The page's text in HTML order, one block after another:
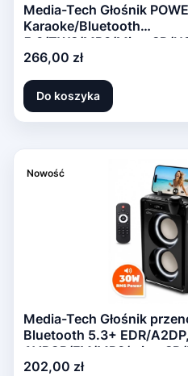
Media-Tech Głośnik
Karaoke/Bluetooth
5.3/TWS/MP3/MicroSD/
6.3/AUX/Equalizer/USB-C/
Cena
266,00 zł
Do koszyka
Nowość
Media-Tech Głośnik
Bluetooth 5.3+ EDR/A2DP,
AVRCP/FM/MP3/
in/AUX-in/RMS 30W/
Cena
202,00 zł